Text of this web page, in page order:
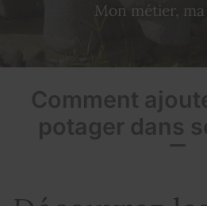
Mon métier,
Comment
potager dans